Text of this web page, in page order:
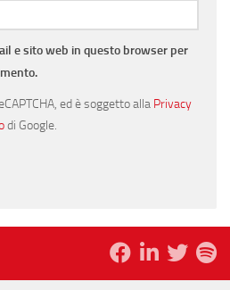
e sito web in questo browser per
ed è soggetto alla Privacy
di Google.